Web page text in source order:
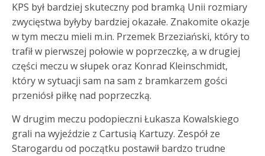
KPS był bardziej skuteczny pod bramką Unii rozmiary
zwycięstwa byłyby bardziej okazałe. Znakomite okazje
w tym meczu mieli m.in. Przemek Brzeziański, który to
trafił w pierwszej połowie w poprzeczkę, a w drugiej
części meczu w słupek oraz Konrad Kleinschmidt,
który w sytuacji sam na sam z bramkarzem gości
przeniósł piłkę nad poprzeczką.
W drugim meczu podopieczni Łukasza Kowalskiego
grali na wyjeździe z Cartusią Kartuzy. Zespół ze
Starogardu od początku postawił bardzo trudne